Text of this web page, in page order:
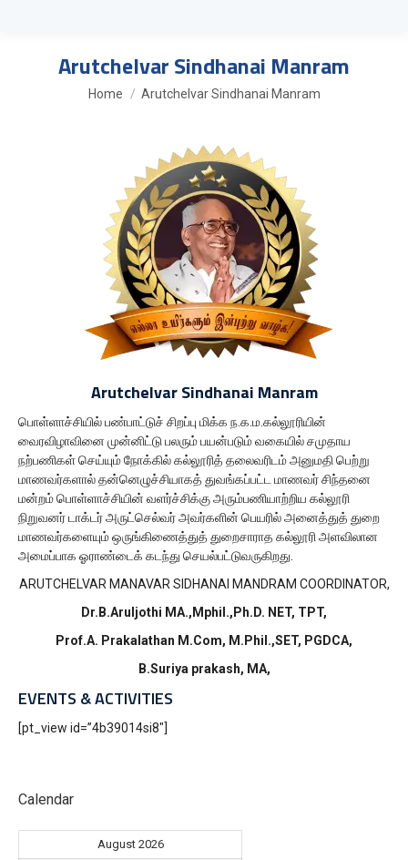
Arutchelvar Sindhanai Manram
You are here:
Home Arutchelvar Sindhanai Manram
Arutchelvar Sindhanai Manram
பொள்ளாச்சியில் பண்பாட்டுச் சிறப்பு மிக்க ந.க.ம.கல்லூரியின்
வைரவிழாவினை முன்னிட்டு பலரும் பயன்படும் வகையில் சமுதாய
நற்பணிகள் செய்யும் நோக்கில் கல்லூரித் தலைவரிடம் அனுமதி பெற்று
மாணவர்களால் தன்னெழுச்சியாகத் துவங்கப்பட்ட மாணவர் சிந்தனை
மன்றம் பொள்ளாச்சியின் வளர்ச்சிக்கு அரும்பணியாற்றிய கல்லூரி
நிறுவனர் டாக்டர் அருட்செல்வர் அவர்களின் பெயரில் அனைத்துத் துறை
மாணவர்களையும் ஒருங்கிணைத்துத் துறைசாராத கல்லூரி அளவிலான
அமைப்பாக ஓராண்டைக் கடந்து செயல்பட்டுவருகிறது.
ARUTCHELVAR MANAVAR SIDHANAI MANDRAM COORDINATOR,
Dr.B.Aruljothi MA.,Mphil.,Ph.D. NET, TPT,
Prof.A. Prakalathan M.Com, M.Phil.,SET, PGDCA,
B.Suriya prakash, MA,
EVENTS & ACTIVITIES
[pt_view id=”4b39014si8″]
Calendar
August 2026